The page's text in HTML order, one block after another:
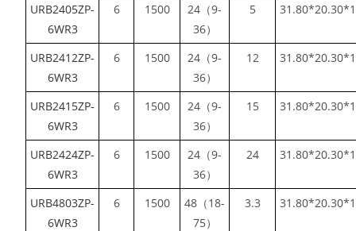
URB2405ZP-
6WR3
6 1500
24（9-
36）
5
URB2412ZP-
6WR3
6 1500
24（9-
36）
12
URB2415ZP-
6WR3
6 1500
24（9-
36）
15
URB2424ZP-
6WR3
6 1500
24（9-
36）
24
URB4803ZP-
6WR3
6 1500
48（18-
75）
3.3